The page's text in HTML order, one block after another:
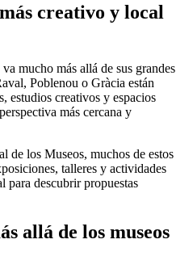
creativo y local
mucho más allá de sus grandes
Poblenou o Gràcia están
estudios creativos y espacios
más cercana y
de los Museos, muchos de estos
talleres y actividades
para descubrir propuestas
allá de los museos